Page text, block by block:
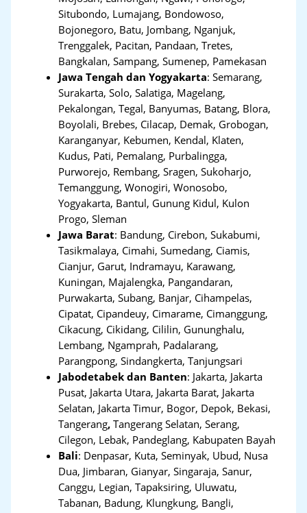
Situbondo, Lumajang, Bondowoso,
Bojonegoro, Batu, Jombang, Nganjuk,
Trenggalek, Pacitan, Pandaan, Tretes,
Bangkalan, Sampang, Sumenep, Pamekasan
Jawa Tengah dan Yogyakarta:Semarang,
Surakarta, Solo, Salatiga, Magelang,
Pekalongan, Tegal, Banyumas, Batang, Blora,
Boyolali, Brebes, Cilacap, Demak, Grobogan,
Karanganyar, Kebumen, Kendal, Klaten,
Kudus, Pati, Pemalang, Purbalingga,
Purworejo, Rembang, Sragen, Sukoharjo,
Temanggung, Wonogiri, Wonosobo,
Yogyakarta, Bantul, Gunung Kidul, Kulon
Progo, Sleman
Jawa Barat: Bandung, Cirebon, Sukabumi,
Tasikmalaya, Cimahi, Sumedang, Ciamis,
Cianjur, Garut, Indramayu, Karawang,
Kuningan, Majalengka, Pangandaran,
Purwakarta, Subang, Banjar, Cihampelas,
Cipatat, Cipandeuy, Cimarame, Cimanggung,
Cikacung, Cikidang, Cililin, Gununghalu,
Lembang, Ngamprah, Padalarang,
Parangpong, Sindangkerta, Tanjungsari
Jabodetabek dan Banten: Jakarta, Jakarta
Pusat, Jakarta Utara, Jakarta Barat, Jakarta
Selatan, Jakarta Timur, Bogor, Depok, Bekasi,
Tangerang,Tangerang Selatan, Serang,
Cilegon, Lebak, Pandeglang, Kabupaten Bayah
Bali: Denpasar, Kuta, Seminyak, Ubud, Nusa
Dua, Jimbaran, Gianyar, Singaraja, Sanur,
Canggu, Legian, Tapaksiring, Uluwatu,
Tabanan, Badung, Klungkung, Bangli,